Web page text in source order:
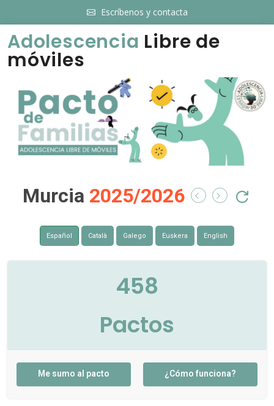
Escríbenos y contacta
Adolescencia Libre de
móviles
Murcia 2025/2026
Español Català Galego Euskera English
458
Pactos
Me sumo al pacto ¿Cómo funciona?